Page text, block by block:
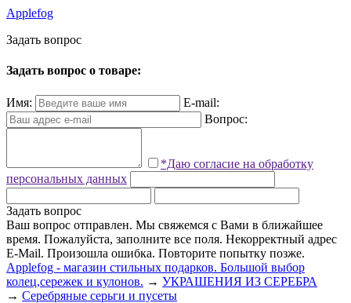
Applefog
Задать вопрос
Задать вопрос о товаре:
Имя:
E-mail:
Вопрос:
*Даю согласие на обработку
персональных данных
Задать вопрос
Ваш вопрос отправлен. Мы свяжемся с Вами в ближайшее
время. Пожалуйста, заполните все поля. Некорректный адрес
E-Mail. Произошла ошибка. Повторите попытку позже.
Applefog - магазин стильных подарков. Большой выбор
колец,сережек и кулонов. → УКРАШЕНИЯ ИЗ СЕРЕБРА
→ Серебряные серьги и пусеты